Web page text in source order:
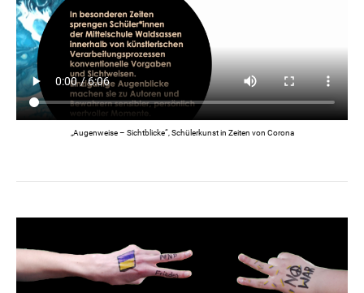
„Augenweise – Sichtblicke“, Schülerkunst in Zeiten von Corona